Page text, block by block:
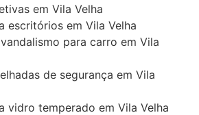
em Vila Velha
escritórios em Vila Velha
para carro em Vila
de segurança em Vila
vidro temperado em Vila Velha